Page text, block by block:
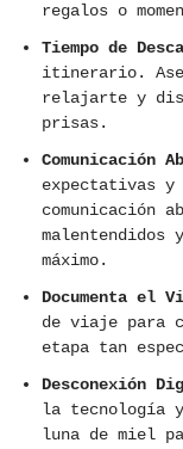
regalos o
Tiempo de
itinerario.
relajarte y
prisas.
Comunicación
expectativas
comunicación
malentendidos
máximo.
Documenta el
de viaje para
etapa tan
Desconexión
la tecnología
luna de miel